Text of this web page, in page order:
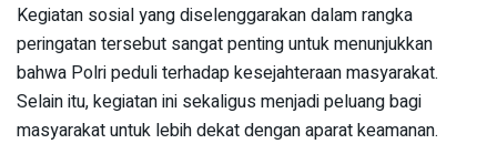
Kegiatan sosial yang diselenggarakan dalam rangka
peringatan tersebut sangat penting untuk menunjukkan
bahwa Polri peduli terhadap kesejahteraan masyarakat.
Selain itu, kegiatan ini sekaligus menjadi peluang bagi
masyarakat untuk lebih dekat dengan aparat keamanan.